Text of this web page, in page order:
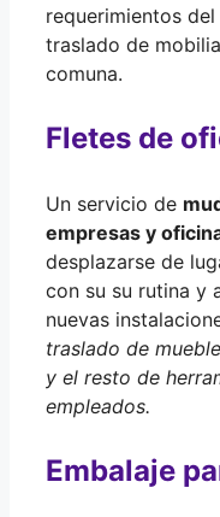
requerimientos del
traslado de
comuna.
Fletes de
Un servicio de
empresas y
desplazarse de
con su su rutina y
nuevas
traslado de
y el resto de
empleados.
Embalaje